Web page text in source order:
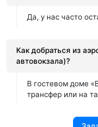
Да, у нас часто
Как добраться из
автовокзала)?
В гостевом доме
трансфер или на